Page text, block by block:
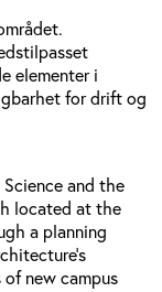
elementer i
for drift og
and the
located at the
a planning
new campus